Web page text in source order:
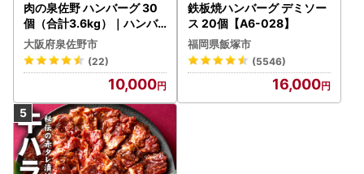
肉の泉佐野 ハンバーグ 30
個（合計3.6kg）｜ハンバ
ーグ 訳あり 黒毛和牛×なに
わポーク
大阪府泉佐野市
(22)
10,000
鉄板焼ハンバーグ デミソー
ス 20個【A6-028】
福岡県飯塚市
(5546)
16,000